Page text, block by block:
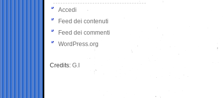
Accedi
Feed dei contenuti
Feed dei commenti
WordPress.org
Credits: G.I